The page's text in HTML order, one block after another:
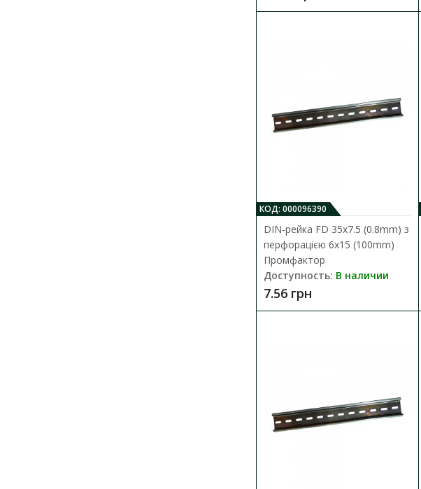
КОД: 000096390
DIN-рейка FD 35x7.5 (0.8mm) з
перфорацією 6x15 (100mm)
Промфактор
Доступность: В наличии
7.56 грн